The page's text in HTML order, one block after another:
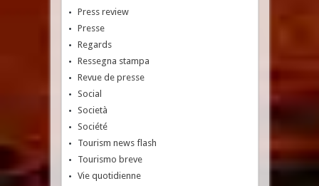
Press review
Presse
Regards
Ressegna stampa
Revue de presse
Social
Società
Société
Tourism news flash
Tourismo breve
Vie quotidienne